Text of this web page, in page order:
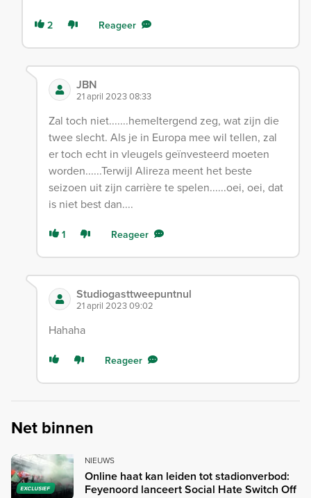
2 Reageer
JBN
21 april 2023 08:33
Zal toch niet.......hemeltergend zeg, wat zijn die
twee slecht. Als je in Europa mee wil tellen, zal
er toch echt in vleugels geïnvesteerd moeten
worden......Terwijl Alireza meent het beste
seizoen uit zijn carrière te spelen......oei, oei, dat
is niet best dan....
1 Reageer
Studiogasttweepuntnul
21 april 2023 09:02
Hahaha
Reageer
Net binnen
EXCLUSIEF
NIEUWS
Online haat kan leiden tot stadionverbod:
Feyenoord lanceert Social Hate Switch Off